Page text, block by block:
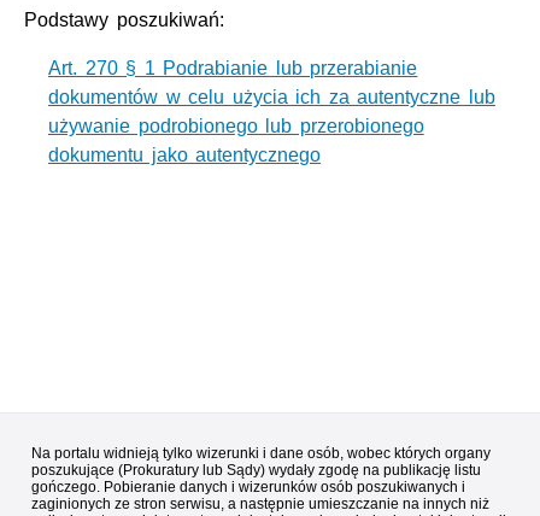
Podstawy poszukiwań:
Art. 270 § 1 Podrabianie lub przerabianie
dokumentów w celu użycia ich za autentyczne lub
używanie podrobionego lub przerobionego
dokumentu jako autentycznego
Na portalu widnieją tylko wizerunki i dane osób, wobec których organy
poszukujące (Prokuratury lub Sądy) wydały zgodę na publikację listu
gończego. Pobieranie danych i wizerunków osób poszukiwanych i
zaginionych ze stron serwisu, a następnie umieszczanie na innych niż